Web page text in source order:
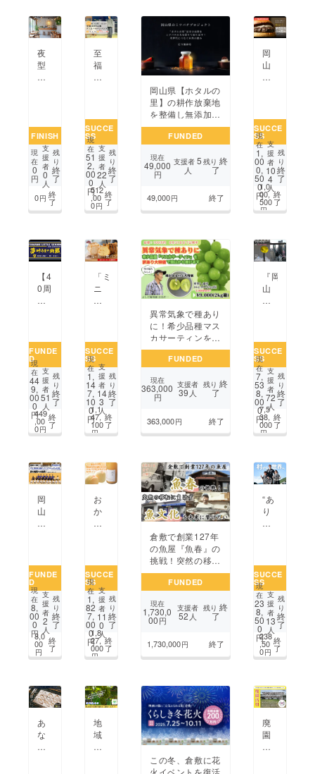
もっ
と
が
集
え
に。
あ
り
ス
カッ
ト
ん
な
に
食
べ
て
ほ
し
い！
楽
祭2
5～
夜
型
に
街
へ。
語
学・
美
容・
仮
眠
き
る
夜
の
居
づ
く
り」
FINISH
現
在
0
円
支
援
者
0
人
残
り
終
了
0円 終
了
至
福
の
地
デ
ニ
ム
バ
ルー
ン
パ
SUCCE
SS
現
在
51
2,
00
0
円
支
援
者
22
人
残
り
終
了
512
,00
0円
終
了
岡山県【ホタルの
里】の耕作放棄地
を整備し無添加・
天然の国産ハチミ
ツを届けたい
FUNDED
現在
49,000
円
支援者5
人
残り 終
了
49,000円 終了
岡
山
新
名
物！
本
当
に
美
味
し
肉
を
た
絶
品
リ
ぺ
バー
ガー
を
全
国
に
広
た
い
SUCCE
SS
現
在
1,
00
0,
50
0
円
支
援
者
10
4
人
残
り
終
了
1,0
00,
500
円
終
了
【4
0周
年
ト
シ
ニ
ア】
感
謝
と
記
念
＆
グ
ラ
ド
拡
プ
ロ
ジェ
ク
ト
FUNDE
D現
在
44
9,
00
0
円
支
援
者
51
人
残
り
終
了
449
,00
0円
終
了
「ミ
ニ
ね
ン」
で
保
護
猫
を
助
け
SUCCE
SS
現
在
1,
14
7,
10
0
円
支
援
者
14
3
人
残
り
終
了
1,1
47,
100
円
終
了
異常気象で種あり
に！希少品種マス
カサーティンを訳
あり大特価で岡山
から届けます！
FUNDED
現在
363,000
円
支援者
39 人
残り 終
了
363,000円 終了
『岡
山
芸
02
5』
を
盛
り
上
げ
た
歩
き
と
も
に
で
楽
し
む
国
際
現
代
美
展
SUCCE
SS
現
在
7,
53
8,
00
0
円
支
援
者
72
人
残
り
終
了
7,5
38,
000
円
終
了
岡
山
か
へ！
8回
全
国
ヤ
ン
グ
ブ
バ
ボー
ル
大
FUNDE
D
現
在
8,
00
0
円
支
援
者
2
人
残
り
終
了
8,0
00
円
終
了
お
か
や
「清
水
白
桃1
0
0%
ス
パー
ン
グ
イ
ン」
を
SUCCE
SS
現
在
1,
82
7,
00
0
円
支
援
者
11
0
人
残
り
終
了
1,8
27,
000
円
終
了
倉敷で創業127年
の魚屋『魚春』の
挑戦！突然の移転
に負けず魚文化を
未来に繋げたい
FUNDED
現在
1,730,0
00円
支援者
52 人
残り 終
了
1,730,000円 終了
“あ
り
が
界
で
証
明
す
る！
前
回
の
続
の
物
語
SUCCE
SS
現
在
23
8,
50
0
円
支
援
者
13
人
残
り
終
了
238
,50
0円
終
了
あ
な
た
地
域
再
この冬、倉敷に花
火イベントを復活
廃
園
再